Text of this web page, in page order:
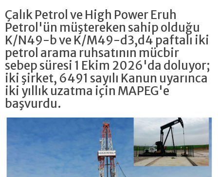
Çalık Petrol ve High Power Eruh
Petrol'ün müştereken sahip olduğu
K/N49-b ve K/M49-d3,d4 paftalı iki
petrol arama ruhsatının mücbir
sebep süresi 1 Ekim 2026'da doluyor;
iki şirket, 6491 sayılı Kanun uyarınca
iki yıllık uzatma için MAPEG'e
başvurdu.